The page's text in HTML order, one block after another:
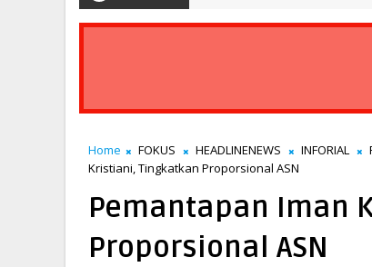
Home FOKUS HEADLINENEWS INFORIAL
Kristiani, Tingkatkan Proporsional ASN
Pemantapan Iman
Proporsional ASN